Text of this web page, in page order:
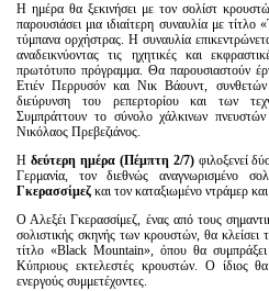
Η ημέρα θα ξεκινήσει με τον σολίστ
παρουσιάσει μια ιδιαίτερη συναυλία με
τύμπανα ορχήστρας. Η συναυλία
αναδεικνύοντας τις ηχητικές και
πρωτότυπο πρόγραμμα. Θα παρουσιαστούν
Ετιέν Περρυσόν και Νικ Βάουντ,
διεύρυνση του ρεπερτορίου και των
Συμπράττουν το σύνολο χάλκινων
Νικόλαος Πρεβεζιάνος.
Η δεύτερη ημέρα (Πέμπτη 2/7)φιλοξενεί
Γερμανία, τον διεθνώς αναγνωρισμένο
Γκερασσίμεζ και τον καταξιωμένο ντράμερ
Ο Αλεξέι Γκερασσίμεζ, ένας από τους
σολιστικής σκηνής των κρουστών, θα κλείσει
τίτλο «Black Mountain», όπου θα
Κύπριους εκτελεστές κρουστών. Ο ίδιος
ενεργούς συμμετέχοντες.